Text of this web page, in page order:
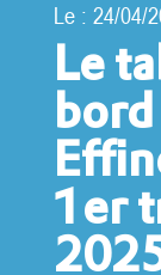
Le
1er
Le : 24/04/